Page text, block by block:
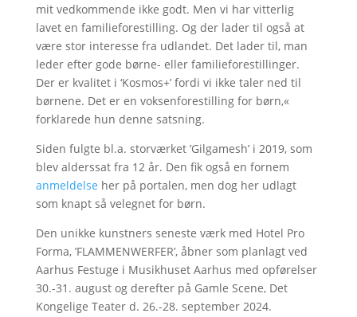
mit vedkommende ikke godt. Men vi har vitterlig
lavet en familieforestilling. Og der lader til også at
være stor interesse fra udlandet. Det lader til, man
leder efter gode børne- eller familieforestillinger.
Der er kvalitet i ‘Kosmos+’ fordi vi ikke taler ned til
børnene. Det er en voksenforestilling for børn,«
forklarede hun denne satsning.
Siden fulgte bl.a. storværket ’Gilgamesh’ i 2019, som
blev alderssat fra 12 år. Den fik også en fornem
anmeldelse her på portalen, men dog her udlagt
som knapt så velegnet for børn.
Den unikke kunstners seneste værk med Hotel Pro
Forma, ’FLAMMENWERFER’, åbner som planlagt ved
Aarhus Festuge i Musikhuset Aarhus med opførelser
30.-31. august og derefter på Gamle Scene, Det
Kongelige Teater d. 26.-28. september 2024.